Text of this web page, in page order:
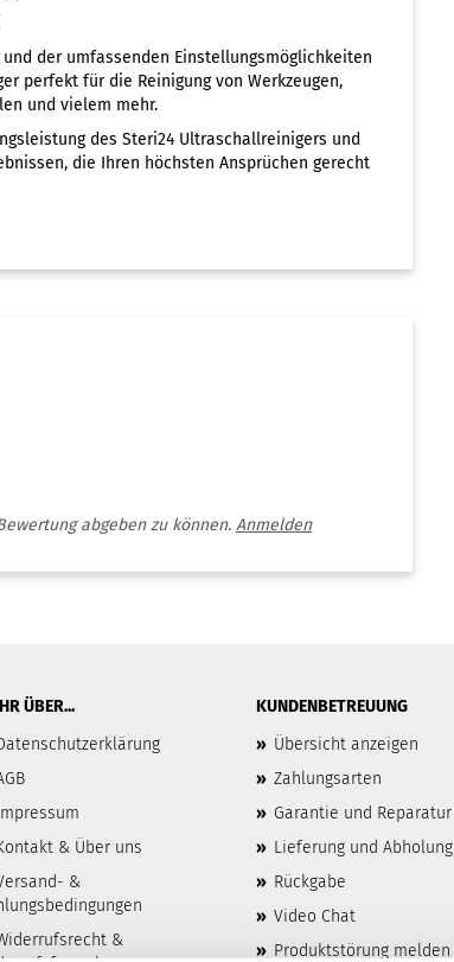
der umfassenden Einstellungsmöglichkeiten
perfekt für die Reinigung von Werkzeugen,
und vielem mehr.
des Steri24 Ultraschallreinigers und
die Ihren höchsten Ansprüchen gerecht
abgeben zu können. Anmelden
ÜBER...
& Über uns
&
&
KUNDENBETREUUNG
» Übersicht anzeigen
» Zahlungsarten
» Garantie und Reparatur
» Lieferung und Abholung
» Rückgabe
» Video Chat
» Produktstörung melden